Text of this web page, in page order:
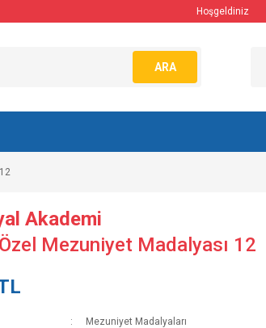
Hoşgeldiniz
ARA
Akademi
Mezuniyet Madalyası 12
Mezuniyet Madalyaları